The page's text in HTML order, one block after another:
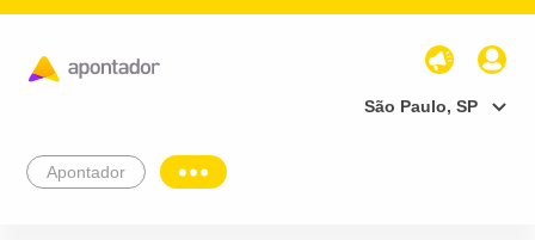
São Paulo, SP
Apontador